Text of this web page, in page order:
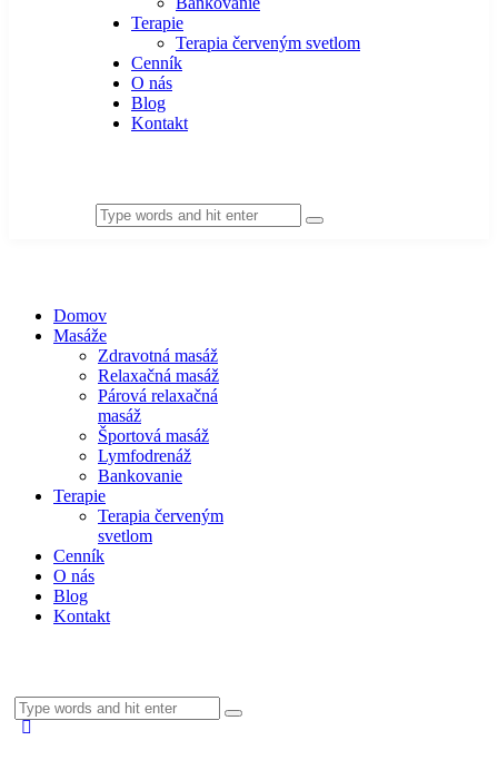
Terapie
Terapia červeným svetlom
Cenník
O nás
Blog
Kontakt
Domov
Masáže
Zdravotná masáž
Relaxačná masáž
Párová relaxačná
masáž
Športová masáž
Lymfodrenáž
Bankovanie
Terapie
Terapia červeným
svetlom
Cenník
O nás
Blog
Kontakt